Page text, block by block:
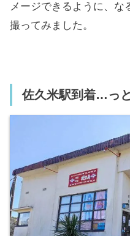
メージできるように、な
撮ってみました。
佐久米駅到着…っと